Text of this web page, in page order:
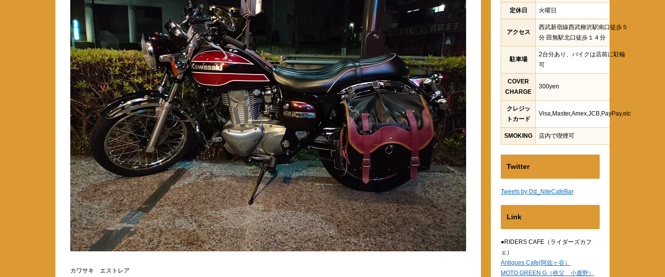
カワサキ エストレア
定休日 火曜日
アクセス
西武新宿線西武柳沢駅南口徒歩５
分 田無駅北口徒歩１４分
駐車場
2台分あり、バイクは店前に駐輪
可
COVER
CHARGE
300yen
クレジッ
トカード
Visa,Master,Amex,JCB,PayPay,etc
SMOKING 店内で喫煙可
Twitter
Tweets by Dd_NiteCafeBar
Link
●RIDERS CAFE（ライダーズカフ
ェ）
Antiques Cafe(阿佐ヶ谷）
MOTO GREEN G（秩父 小鹿野）